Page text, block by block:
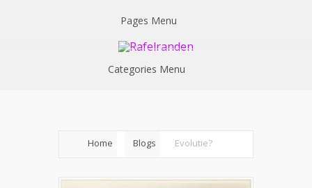
Pages Menu
Categories Menu
Home Blogs Evolutie?